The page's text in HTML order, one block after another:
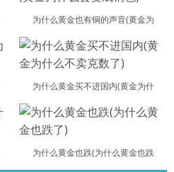
为什么黄金也有铜的声音(黄金为
为什么黄金买不进国内(黄金为什
为什么黄金也跌(为什么黄金也跌